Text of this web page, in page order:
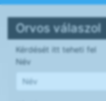
Orvos válaszol
Kérdését itt teheti fel
Név